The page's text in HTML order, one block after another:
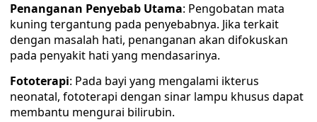
Penanganan Penyebab Utama: Pengobatan mata
kuning tergantung pada penyebabnya. Jika terkait
dengan masalah hati, penanganan akan difokuskan
pada penyakit hati yang mendasarinya.
Fototerapi: Pada bayi yang mengalami ikterus
neonatal, fototerapi dengan sinar lampu khusus dapat
membantu mengurai bilirubin.